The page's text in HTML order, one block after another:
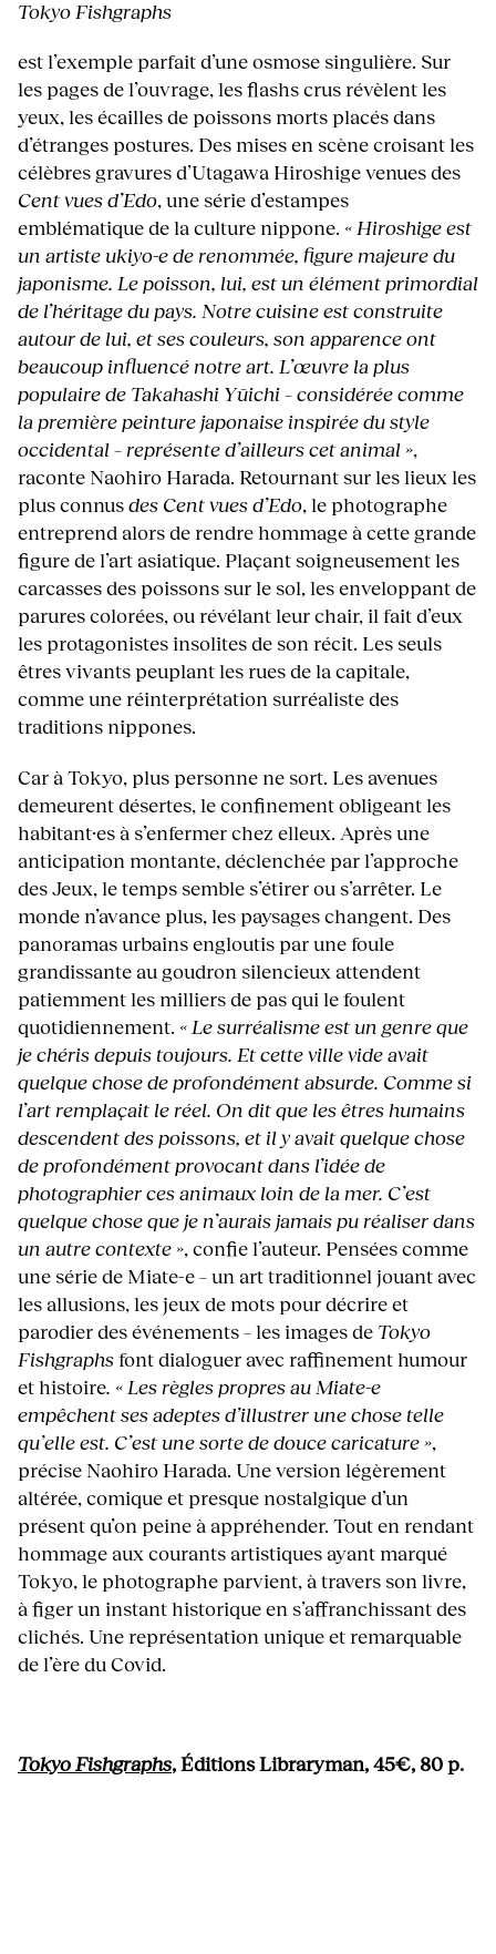
Tokyo Fishgraphs
est l’exemple parfait d’une osmose singulière. Sur
les pages de l’ouvrage, les flashs crus révèlent les
yeux, les écailles de poissons morts placés dans
d’étranges postures. Des mises en scène croisant les
célèbres gravures d’Utagawa Hiroshige venues des
Cent vues d’Edo, une série d’estampes
emblématique de la culture nippone. « Hiroshige est
un artiste ukiyo-e de renommée, figure majeure du
japonisme. Le poisson, lui, est un élément primordial
de l’héritage du pays. Notre cuisine est construite
autour de lui, et ses couleurs, son apparence ont
beaucoup influencé notre art. L’œuvre la plus
populaire de Takahashi Yūichi – considérée comme
la première peinture japonaise inspirée du style
occidental – représente d’ailleurs cet animal »,
raconte Naohiro Harada. Retournant sur les lieux les
plus connusdes Cent vues d’Edo, le photographe
entreprend alors de rendre hommage à cette grande
figure de l’art asiatique. Plaçant soigneusement les
carcasses des poissons sur le sol, les enveloppant de
parures colorées, ou révélant leur chair, il fait d’eux
les protagonistes insolites de son récit. Les seuls
êtres vivants peuplant les rues de la capitale,
comme une réinterprétation surréaliste des
traditions nippones.
Car à Tokyo, plus personne ne sort. Les avenues
demeurent désertes, le confinement obligeant les
habitant·es à s’enfermer chez elleux. Après une
anticipation montante, déclenchée par l’approche
des Jeux, le temps semble s’étirer ou s’arrêter. Le
monde n’avance plus, les paysages changent. Des
panoramas urbains engloutis par une foule
grandissante au goudron silencieux attendent
patiemment les milliers de pas qui le foulent
quotidiennement. « Le surréalisme est un genre que
je chéris depuis toujours. Et cette ville vide avait
quelque chose de profondément absurde. Comme si
l’art remplaçait le réel. On dit que les êtres humains
descendent des poissons, et il y avait quelque chose
de profondément provocant dans l’idée de
photographier ces animaux loin de la mer. C’est
quelque chose que je n’aurais jamais pu réaliser dans
un autre contexte », confie l’auteur. Pensées comme
une série de Miate-e – un art traditionnel jouant avec
les allusions, les jeux de mots pour décrire et
parodier des événements – les images de Tokyo
Fishgraphsfont dialoguer avec raffinement humour
et histoire. « Les règles propres au Miate-e
empêchent ses adeptes d’illustrer une chose telle
qu’elle est. C’est une sorte de douce caricature »,
précise Naohiro Harada. Une version légèrement
altérée, comique et presque nostalgique d’un
présent qu’on peine à appréhender. Tout en rendant
hommage aux courants artistiques ayant marqué
Tokyo, le photographe parvient, à travers son livre,
à figer un instant historique en s’affranchissant des
clichés. Une représentation unique et remarquable
de l’ère du Covid.
Tokyo Fishgraphs, Éditions Libraryman, 45€, 80 p.